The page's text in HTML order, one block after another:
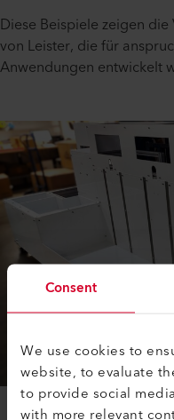
Consent
We use cookies to
website, to evaluate
to provide social
with more relevant
Diese Beispiele zeigen
von Leister, die für
Anwendungen entwickelt